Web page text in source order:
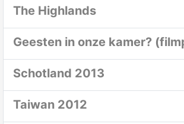
The Highlands
Geesten in onze kamer?
Schotland 2013
Taiwan 2012